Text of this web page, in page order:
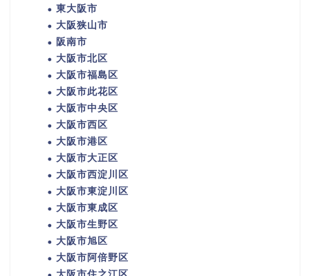
東大阪市
大阪狭山市
阪南市
大阪市北区
大阪市福島区
大阪市此花区
大阪市中央区
大阪市西区
大阪市港区
大阪市大正区
大阪市西淀川区
大阪市東淀川区
大阪市東成区
大阪市生野区
大阪市旭区
大阪市阿倍野区